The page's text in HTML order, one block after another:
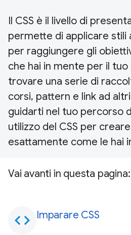
Il CSS è il livello di
permette di applicare stili
per raggiungere gli
che hai in mente per il
trovare una serie di
corsi, pattern e link ad
guidarti nel tuo percorso
utilizzo del CSS per
esattamente come le hai
Vai avanti in questa pagina:
code Imparare CSS